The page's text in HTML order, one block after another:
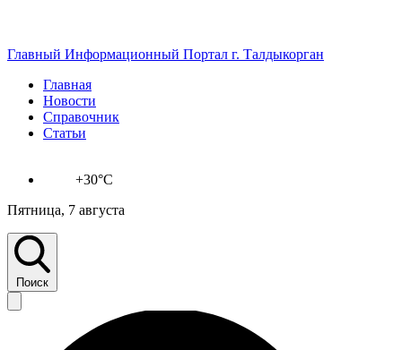
Главный Информационный Портал г. Талдыкорган
Главная
Новости
Справочник
Статьи
+30°C
Пятница, 7 августа
Поиск